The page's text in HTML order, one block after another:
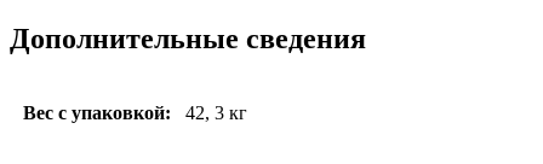
Дополнительные сведения
Вес с упаковкой: 42, 3 кг